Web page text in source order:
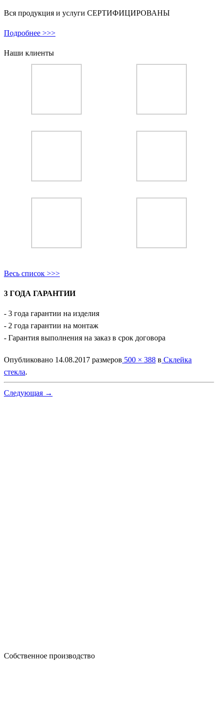
Вся продукция и услуги СЕРТИФИЦИРОВАНЫ
Подробнее >>>
Наши клиенты
Весь список >>>
3 ГОДА ГАРАНТИИ
- 3 года гарантии на изделия
- 2 года гарантии на монтаж
- Гарантия выполнения на заказ в срок договора
Опубликовано 14.08.2017 размеров 500 × 388 в Склейка
стекла.
Следующая →
Собственное производство